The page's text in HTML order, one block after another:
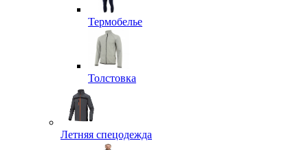
Термобелье
Толстовка
Летняя спецодежда